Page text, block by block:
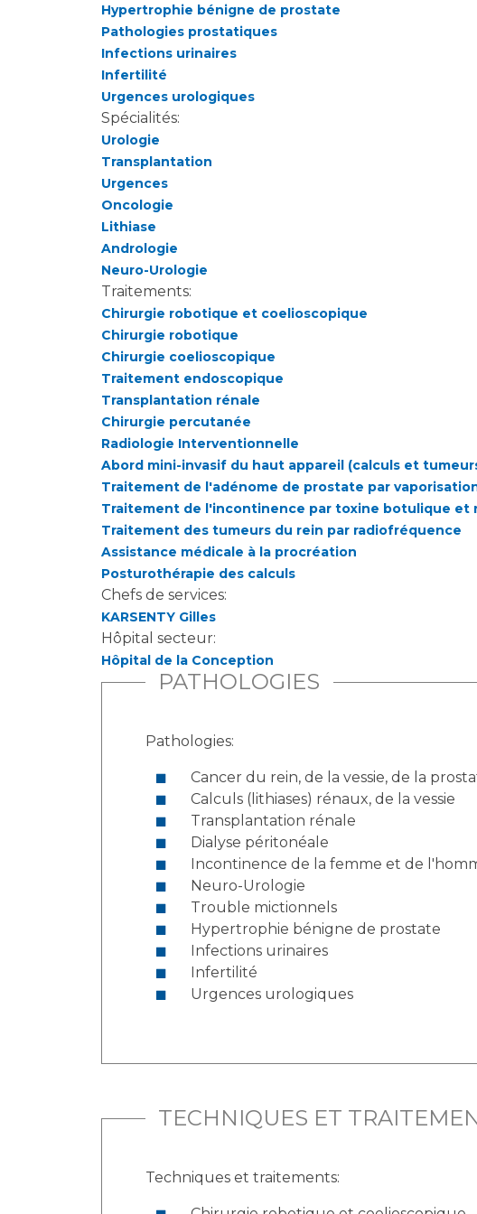
Hypertrophie bénigne de prostate
Pathologies prostatiques
Infections urinaires
Infertilité
Urgences urologiques
Spécialités:
Urologie
Transplantation
Urgences
Oncologie
Lithiase
Andrologie
Neuro-Urologie
Traitements:
Chirurgie robotique et coelioscopique
Chirurgie robotique
Chirurgie coelioscopique
Traitement endoscopique
Transplantation rénale
Chirurgie percutanée
Radiologie Interventionnelle
Abord mini-invasif du haut appareil (calculs et
Traitement de l'adénome de prostate par
Traitement de l'incontinence par toxine botulique et
Traitement des tumeurs du rein par radiofréquence
Assistance médicale à la procréation
Posturothérapie des calculs
Chefs de services:
KARSENTY Gilles
Hôpital secteur:
Hôpital de la Conception
PATHOLOGIES
Pathologies:
Cancer du rein, de la vessie, de la
Calculs (lithiases) rénaux, de la vessie
Transplantation rénale
Dialyse péritonéale
Incontinence de la femme et de
Neuro-Urologie
Trouble mictionnels
Hypertrophie bénigne de prostate
Infections urinaires
Infertilité
Urgences urologiques
TECHNIQUES ET
Techniques et traitements: